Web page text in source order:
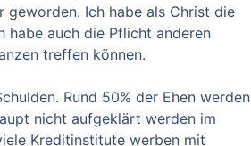
geworden. Ich habe als Christ die
habe auch die Pflicht anderen
treffen können.
Rund 50% der Ehen werden
nicht aufgeklärt werden im
Kreditinstitute werben mit